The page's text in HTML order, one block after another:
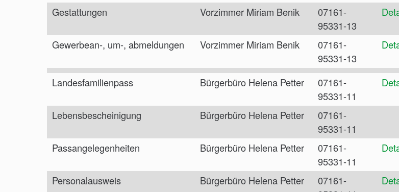
Gestattungen
Vorzimmer Miriam Benik
07161-
95331-13
Gewerbean-, um-, abmeldungen Vorzimmer Miriam Benik
07161-
95331-13
Landesfamilienpass Bürgerbüro Helena Petter
07161-
95331-11
Lebensbescheinigung Bürgerbüro Helena Petter
07161-
95331-11
Passangelegenheiten
Bürgerbüro Helena Petter
07161-
95331-11
Personalausweis Bürgerbüro Helena Petter
07161-